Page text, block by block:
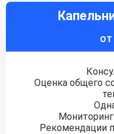
Оценка общего
Рекомендации